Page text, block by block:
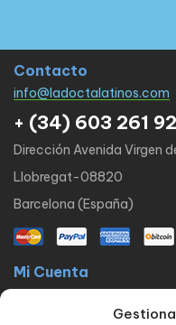
Contacto
info@ladoctalatinos.com
+ (34) 603 261
Dirección Avenida Virgen
Llobregat-08820
Barcelona (España)
Mi Cuenta